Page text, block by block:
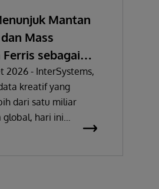
Mantan
Mass
sebagai
2026 - InterSystems,
kreatif yang
dari satu miliar
global, hari ini